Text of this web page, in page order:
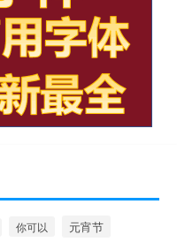
你可以 元宵节